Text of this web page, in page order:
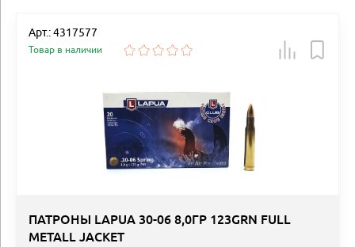
Арт.: 4317577
Товар в наличии
ПАТРОНЫ LAPUA 30-06 8,0ГР 123GRN FULL
METALL JACKET